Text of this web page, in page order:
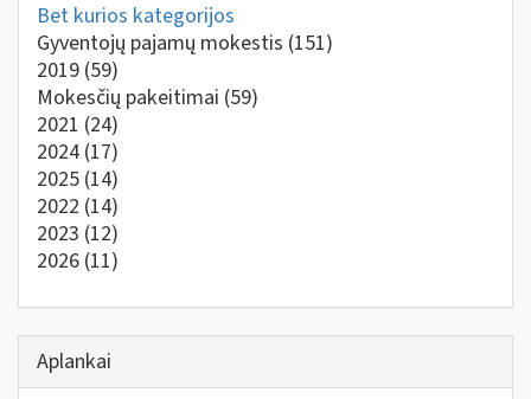
Bet kurios kategorijos
Gyventojų pajamų mokestis (151)
2019 (59)
Mokesčių pakeitimai (59)
2021 (24)
2024 (17)
2025 (14)
2022 (14)
2023 (12)
2026 (11)
Aplankai